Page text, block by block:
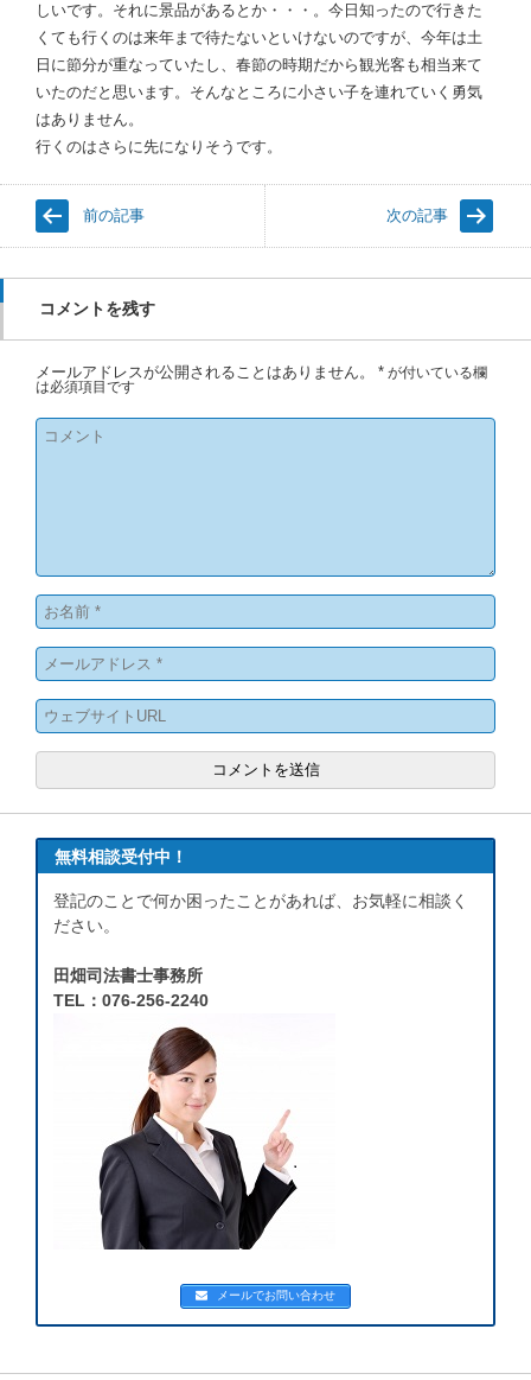
しいです。それに景品があるとか・・・。今日知ったので行きた
くても行くのは来年まで待たないといけないのですが、今年は土
日に節分が重なっていたし、春節の時期だから観光客も相当来て
いたのだと思います。そんなところに小さい子を連れていく勇気
はありません。
行くのはさらに先になりそうです。
前の記事 次の記事
コメントを残す
メールアドレスが公開されることはありません。 * が付いている欄
は必須項目です
無料相談受付中！
登記のことで何か困ったことがあれば、お気軽に相談く
ださい。
田畑司法書士事務所
TEL：076-256-2240
メールでお問い合わせ